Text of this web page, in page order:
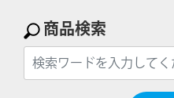
商品検索